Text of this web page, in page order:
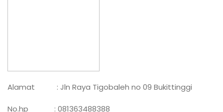
Alamat : Jln Raya Tigobaleh no 09 Bukittinggi
No.hp : 081363488388